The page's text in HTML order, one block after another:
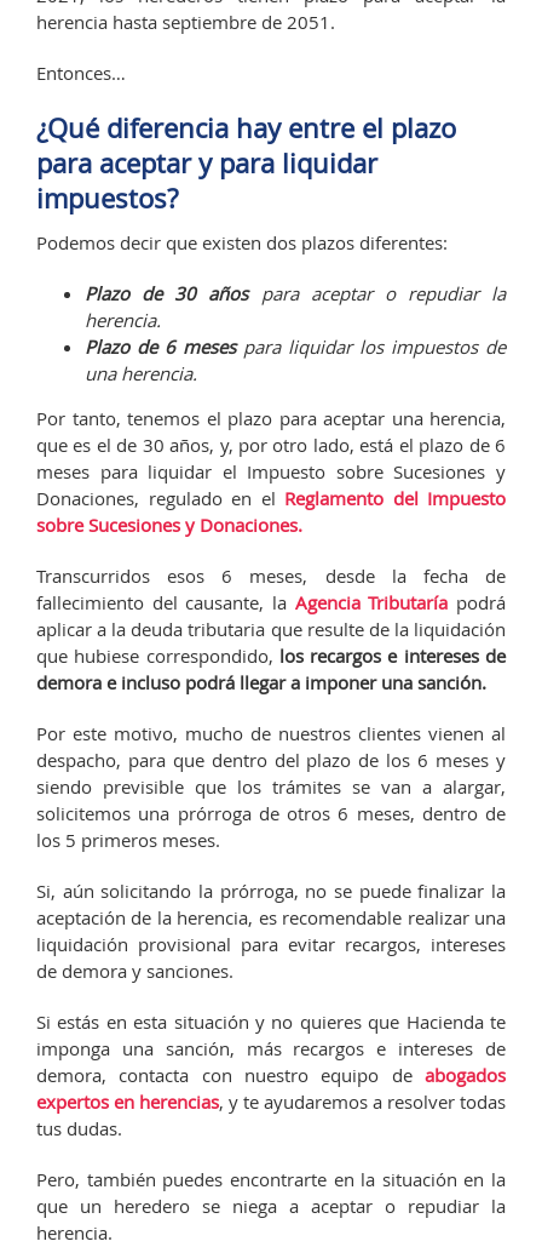
herencia hasta septiembre de 2051.
Entonces…
¿Qué diferencia hay entre el plazo
para aceptar y para liquidar
impuestos?
Podemos decir que existen dos plazos diferentes:
Plazo de 30 añospara aceptar o repudiar la
herencia.
Plazo de 6 mesespara liquidar los impuestos de
una herencia.
Por tanto, tenemos el plazo para aceptar una herencia,
que es el de 30 años, y, por otro lado, está el plazo de 6
meses para liquidar el Impuesto sobre Sucesiones y
Donaciones, regulado en el Reglamento del Impuesto
sobre Sucesiones y Donaciones.
Transcurridos esos 6 meses, desde la fecha de
fallecimiento del causante, la Agencia Tributaría podrá
aplicar a la deuda tributaria que resulte de la liquidación
que hubiese correspondido, los recargos e intereses de
demora e incluso podrá llegar a imponer una sanción.
Por este motivo, mucho de nuestros clientes vienen al
despacho, para que dentro del plazo de los 6 meses y
siendo previsible que los trámites se van a alargar,
solicitemos una prórroga de otros 6 meses, dentro de
los 5 primeros meses.
Si, aún solicitando la prórroga, no se puede finalizar la
aceptación de la herencia, es recomendable realizar una
liquidación provisional para evitar recargos, intereses
de demora y sanciones.
Si estás en esta situación y no quieres que Hacienda te
imponga una sanción, más recargos e intereses de
demora, contacta con nuestro equipo de abogados
expertos en herencias, y te ayudaremos a resolver todas
tus dudas.
Pero, también puedes encontrarte en la situación en la
que un heredero se niega a aceptar o repudiar la
herencia.